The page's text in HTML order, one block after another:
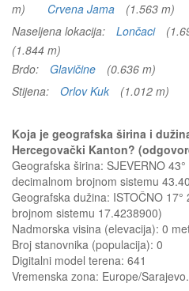
m)
Crvena Jama
(1.563 m)
Naseljena lokacija:
Lončaci
(1.844 m)
Brdo:
Glavičine
(0.636 m)
Stijena:
Orlov Kuk (1.012 m)
Koja je geografska širina i
Hercegovački Kanton?
Geografska širina: SJEVERNO
decimalnom brojnom sistemu
Geografska dužina: ISTOČNO
brojnom sistemu 17.4238900)
Nadmorska visina (elevacija): 0
Broj stanovnika (populacija): 0
Digitalni model terena: 641
Vremenska zona: Europe/Sarajevo.